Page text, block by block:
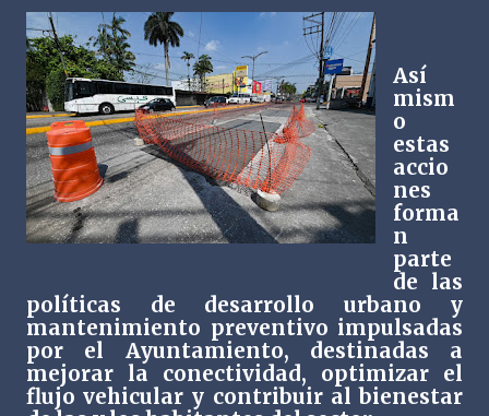
Así
mism
o
estas
accio
nes
forma
n
parte
de las
políticas de desarrollo urbano y
mantenimiento preventivo impulsadas
por el Ayuntamiento, destinadas a
mejorar la conectividad, optimizar el
flujo vehicular y contribuir al bienestar